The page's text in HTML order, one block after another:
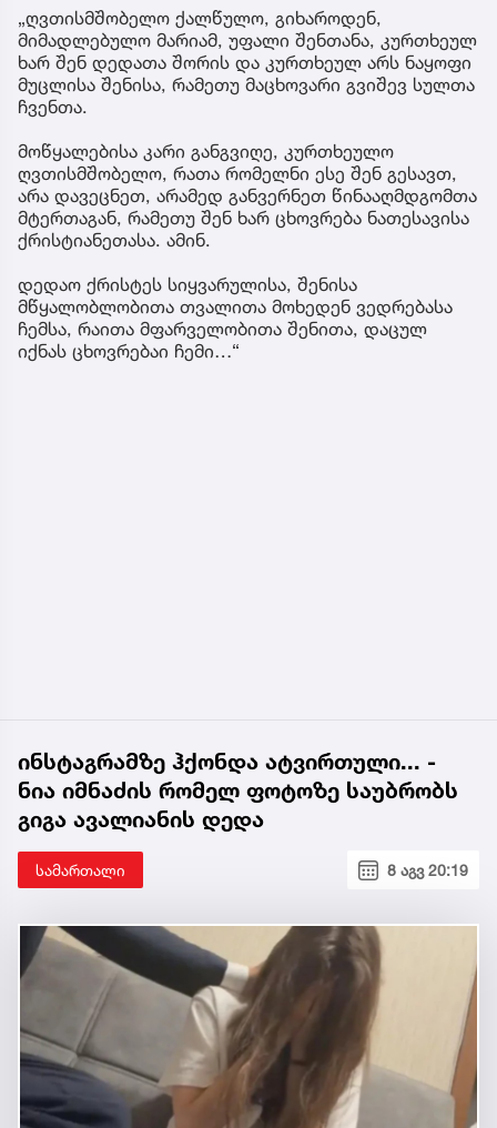
„ღვთისმშობელო ქალწულო, გიხაროდენ,
მიმადლებულო მარიამ, უფალი შენთანა, კურთხეულ
ხარ შენ დედათა შორის და კურთხეულ არს ნაყოფი
მუცლისა შენისა, რამეთუ მაცხოვარი გვიშევ სულთა
ჩვენთა.
მოწყალებისა კარი განგვიღე, კურთხეულო
ღვთისმშობელო, რათა რომელნი ესე შენ გესავთ,
არა დავეცნეთ, არამედ განვერნეთ წინააღმდგომთა
მტერთაგან, რამეთუ შენ ხარ ცხოვრება ნათესავისა
ქრისტიანეთასა. ამინ.
დედაო ქრისტეს სიყვარულისა, შენისა
მწყალობლობითა თვალითა მოხედენ ვედრებასა
ჩემსა, რაითა მფარველობითა შენითა, დაცულ
იქნას ცხოვრებაი ჩემი…“
ინსტაგრამზე ჰქონდა ატვირთული... -
ნია იმნაძის რომელ ფოტოზე საუბრობს
გიგა ავალიანის დედა
სამართალი 8 აგვ 20:19